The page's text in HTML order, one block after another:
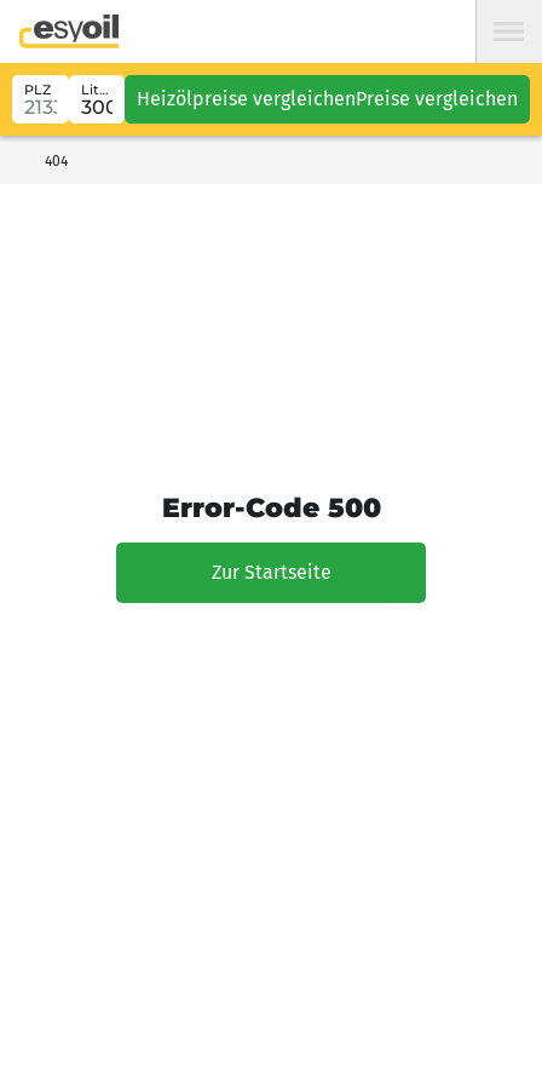
PLZ Liter Heizölpreise vergleichenPreise vergleichen
404
Error-Code 500
Zur Startseite